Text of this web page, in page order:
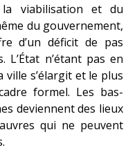
viabilisation et du
du gouvernement,
d’un déficit de pas
L’État n’étant pas en
ville s’élargit et le plus
formel. Les bas-
deviennent des lieux
qui ne peuvent